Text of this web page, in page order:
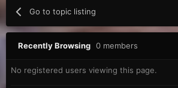
Go to topic listing
Recently Browsing 0 members
No registered users viewing this page.